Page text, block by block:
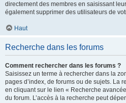
directement des membres en saisissant
également supprimer des utilisateurs de
Haut
Recherche dans les forums
Comment rechercher dans les forums ?
Saisissez un terme à rechercher dans la
pages d’index, de forums ou de sujets. La
en cliquant sur le lien « Recherche
du forum. L’accès à la recherche peut